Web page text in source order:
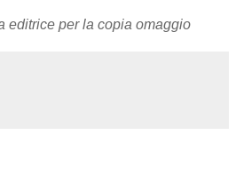
editrice per la copia omaggio